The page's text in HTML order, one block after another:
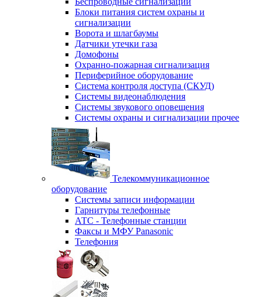
Блоки питания систем охраны и
сигнализации
Ворота и шлагбаумы
Датчики утечки газа
Домофоны
Охранно-пожарная сигнализация
Периферийное оборудование
Система контроля доступа (СКУД)
Системы видеонаблюдения
Системы звукового оповещения
Системы охраны и сигнализации прочее
Телекоммуникационное
оборудование
Системы записи информации
Гарнитуры телефонные
АТС - Телефонные станции
Факсы и МФУ Panasonic
Телефония